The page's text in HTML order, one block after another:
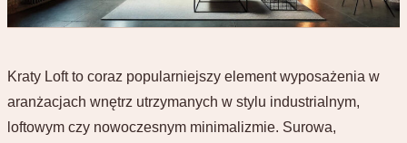
Kraty Loft to coraz popularniejszy element wyposażenia w
aranżacjach wnętrz utrzymanych w stylu industrialnym,
loftowym czy nowoczesnym minimalizmie. Surowa,